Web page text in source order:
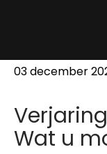
03 december
Wat u